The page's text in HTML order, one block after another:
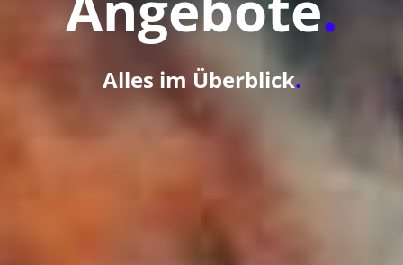
Alles im Überblick.